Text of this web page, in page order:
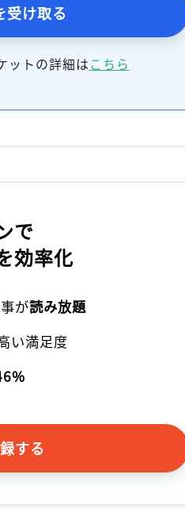
受け取る
ットの詳細はこちら
で
効率化
が読み放題
い満足度
する
をお気に入りに保存するには